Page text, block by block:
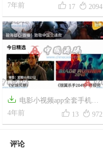
钱系统源码 早起打卡挑战源码
打卡挑战小程序
7年前  17  2094
 电影小视频app全套手机电
影源码下载带教程
4年前  13  972
评论